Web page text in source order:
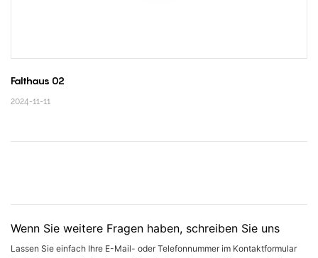
Falthaus 02
2024-11-11
Wenn Sie weitere Fragen haben, schreiben Sie uns
Lassen Sie einfach Ihre E-Mail- oder Telefonnummer im Kontaktformular